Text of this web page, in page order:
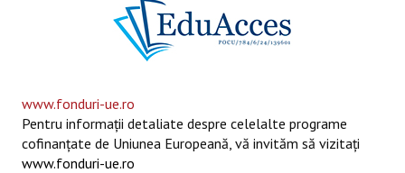
SUPORT EDUCAȚIONAL MATEMATICĂ- INFORMATICĂ
SERVICII PSIHO-SOCIALE
www.fonduri-ue.ro
Pentru informaţii detaliate despre celelalte programe
cofinanţate de Uniunea Europeană, vă invităm să vizitaţi
www.fonduri-ue.ro